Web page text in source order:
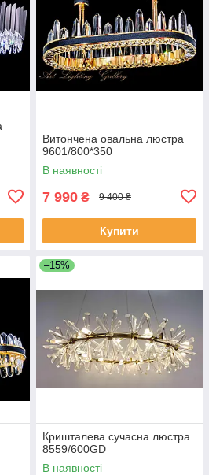
Витончена овальна люстра
9601/800*350
В наявності
7 990 ₴ 9 400 ₴
Купити
–15%
Кришталева сучасна люстра
8559/600GD
В наявності